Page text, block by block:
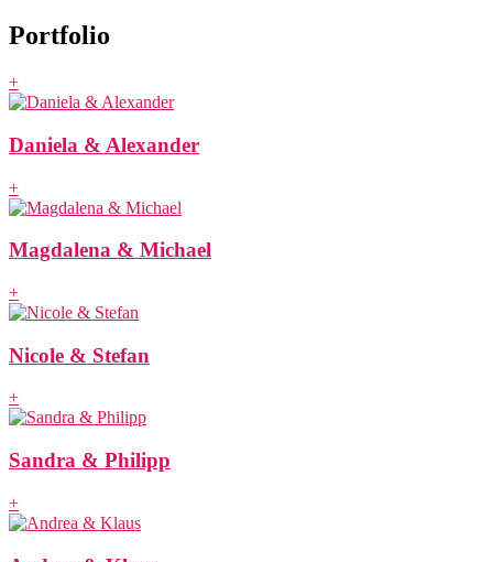
Portfolio
+
Daniela & Alexander
+
Magdalena & Michael
+
Nicole & Stefan
+
Sandra & Philipp
+